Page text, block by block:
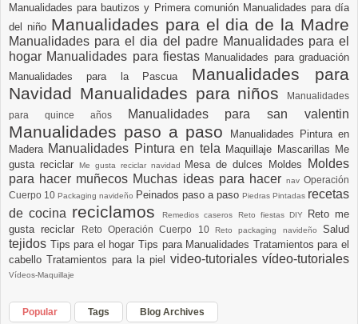
Manualidades para bautizos y Primera comunión Manualidades para día
del niño Manualidades para el dia de la Madre
Manualidades para el dia del padre Manualidades para el
hogar Manualidades para fiestas Manualidades para graduación
Manualidades para la Pascua Manualidades para
Navidad Manualidades para niños
Manualidades
para quince años
Manualidades para san valentin
Manualidades paso a paso
Manualidades Pintura en
Madera Manualidades Pintura en tela Maquillaje Mascarillas Me
gusta reciclar
Me gusta reciclar navidad Mesa de dulces Moldes
Moldes
para hacer muñecos Muchas ideas para hacer nav Operación
Cuerpo 10 Packaging navideño Peinados paso a paso Piedras Pintadas recetas
de cocina reciclamosRemedios caseros Reto fiestas DIY
Reto me
gusta reciclar
Reto Operación Cuerpo 10Reto packaging navideñoSalud
tejidos Tips para el hogarTips para Manualidades Tratamientos para el
cabello Tratamientos para la piel video-tutoriales vídeo-tutoriales
Vídeos-Maquillaje
Popular Tags Blog Archives